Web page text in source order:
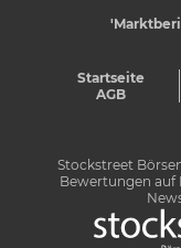
Startseite
AGB
Stockstreet
Bewertungen auf